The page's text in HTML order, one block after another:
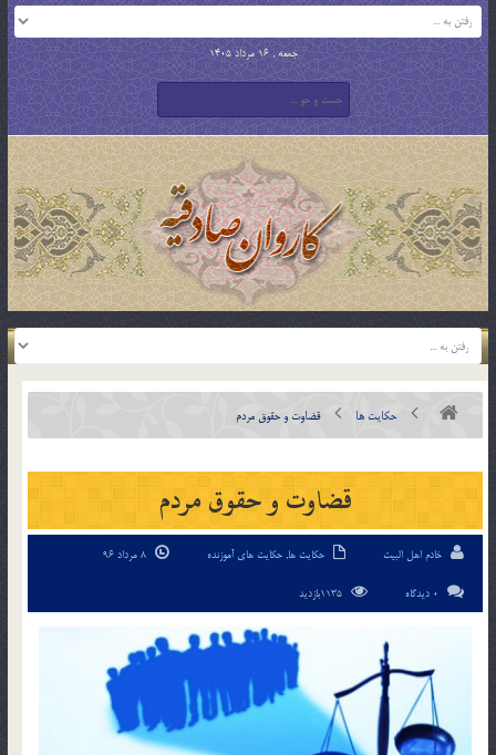
جمعه , 16 مرداد 1405
حکایت ها قضاوت و حقوق مردم
قضاوت و حقوق مردم
خادم اهل البیت حکایت ها, حکایت های آموزنده
0 دیدگاه